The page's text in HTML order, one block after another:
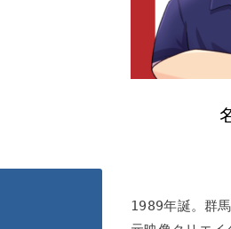
1989年誕。群馬